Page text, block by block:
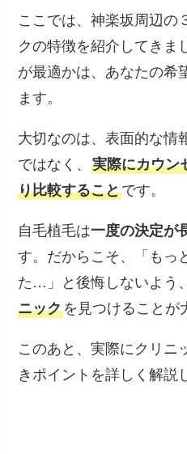
ここでは、神楽坂周辺の
クの特徴を紹介してきま
が最適かは、あなたの希
ます。
大切なのは、表面的な情
ではなく、実際にカウン
り比較することです。
自毛植毛は一度の決定が
す。だからこそ、「もっ
た…」と後悔しないよう
ニックを見つけることが
このあと、実際にクリニ
きポイントを詳しく解説